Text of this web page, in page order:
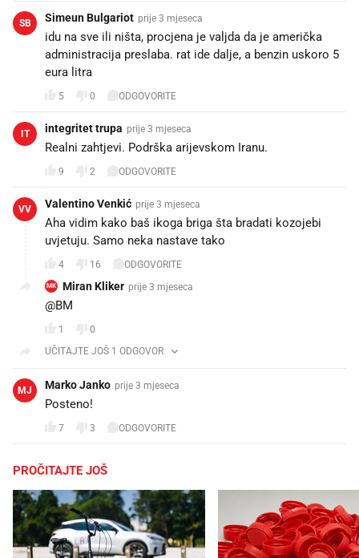
SB Simeun Bulgariot prije 3 mjeseca
idu na sve ili ništa, procjena je valjda da je američka
administracija preslaba. rat ide dalje, a benzin uskoro 5
eura litra
5 0 ODGOVORITE
IT integritet trupa prije 3 mjeseca
Realni zahtjevi. Podrška arijevskom Iranu.
9 2 ODGOVORITE
VV Valentino Venkić prije 3 mjeseca
Aha vidim kako baš ikoga briga šta bradati kozojebi
uvjetuju. Samo neka nastave tako
4 16 ODGOVORITE
MK Miran Kliker prije 3 mjeseca
@BM 😂😂
1
0
UČITAJTE JOŠ 1 ODGOVOR
MJ Marko Janko prije 3 mjeseca
Posteno!
7 3 ODGOVORITE
PROČITAJTE JOŠ